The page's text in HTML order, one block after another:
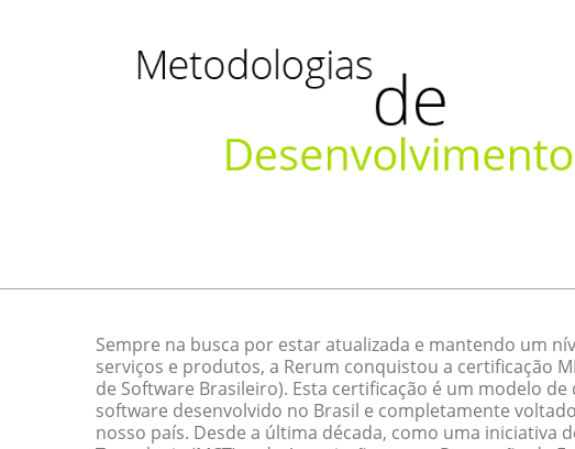
Sempre na busca por estar atualizada e mantendo um
serviços e produtos, a Rerum conquistou a certificação
de Software Brasileiro). Esta certificação é um modelo
software desenvolvido no Brasil e completamente
nosso país. Desde a última década, como uma iniciativa